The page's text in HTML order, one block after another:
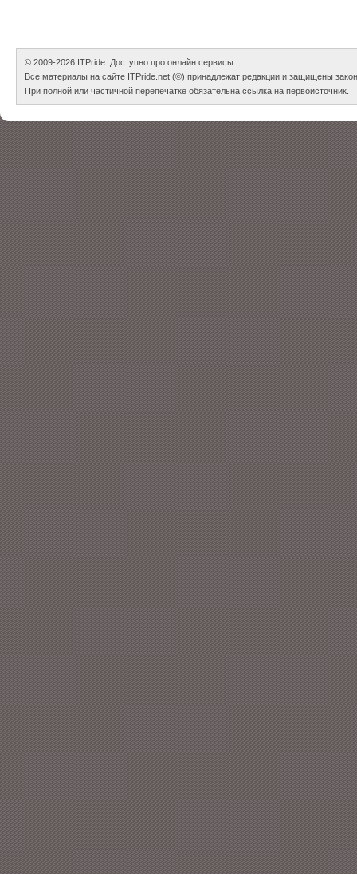
© 2009-2026 ITPride: Доступно про онлайн сервисы
Все материалы на сайте ITPride.net (©) принадлежат редакции и защищены
При полной или частичной перепечатке обязательна ссылка на первоисточник.